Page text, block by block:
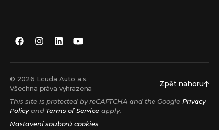
© 2026 Louda Auto a.s.
Všechna práva vyhrazena
Zpět nahoru
This site is protected by reCAPTCHA and the Google Privacy
Policyand Terms of Service apply.
Nastavení souborů cookies